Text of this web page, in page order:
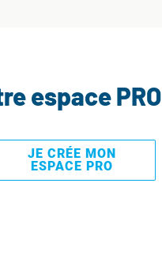
espace PRO
JE CRÉE MON
ESPACE PRO